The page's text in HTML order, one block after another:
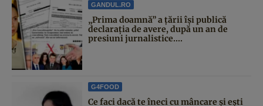
GANDUL.RO
„Prima doamnă” a țării își publică
declarația de avere, după un an de
presiuni jurnalistice....
G4FOOD
Ce faci dacă te îneci cu mâncare și ești